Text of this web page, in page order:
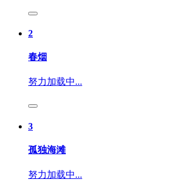
2
春烟
努力加载中...
3
孤独海滩
努力加载中...